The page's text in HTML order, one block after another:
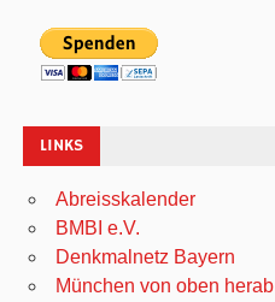
LINKS
Abreisskalender
BMBI e.V.
Denkmalnetz Bayern
München von oben herab